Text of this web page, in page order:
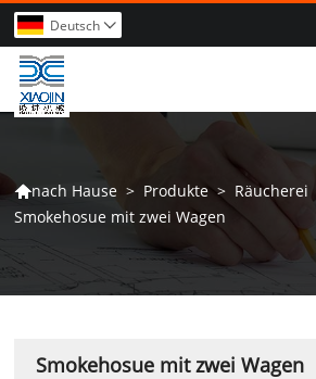
Deutsch 
nach Hause > Produkte > Räucherei
Smokehosue mit zwei Wagen
Smokehosue mit zwei Wagen